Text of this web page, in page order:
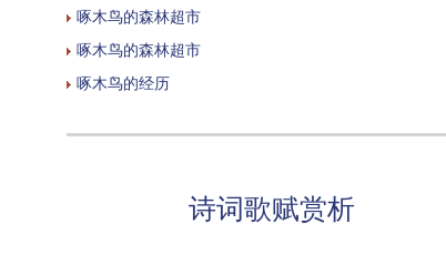
啄木鸟的森林超市
啄木鸟的森林超市
啄木鸟的经历
诗词歌赋赏析